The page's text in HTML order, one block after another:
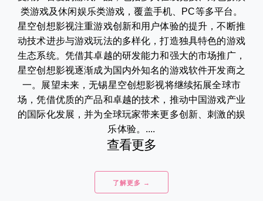
类游戏及休闲娱乐类游戏，覆盖手机、PC等多平台。
星空创想影视注重游戏创新和用户体验的提升，不断推
动技术进步与游戏玩法的多样化，打造独具特色的游戏
生态系统。凭借其卓越的研发能力和强大的市场推广，
星空创想影视逐渐成为国内外知名的游戏软件开发商之
一。展望未来，无锡星空创想影视将继续拓展全球市
场，凭借优质的产品和卓越的技术，推动中国游戏产业
的国际化发展，并为全球玩家带来更多创新、刺激的娱
乐体验。....
查看更多
了解更多 →